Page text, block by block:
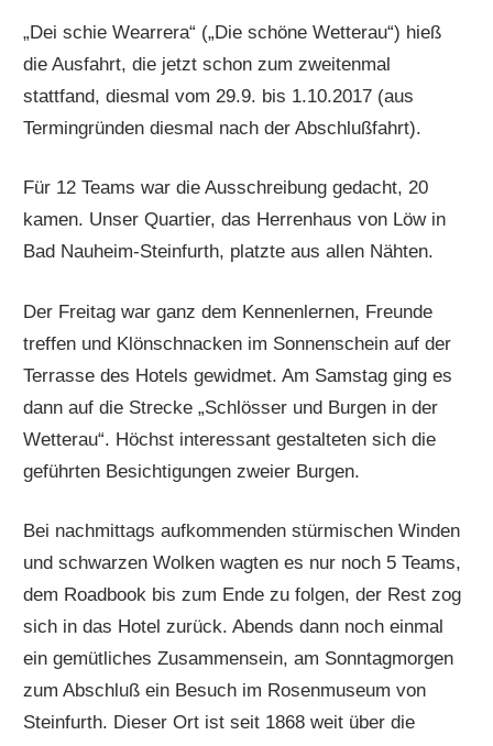
„Dei schie Wearrera“ („Die schöne Wetterau“) hieß
die Ausfahrt, die jetzt schon zum zweitenmal
stattfand, diesmal vom 29.9. bis 1.10.2017 (aus
Termingründen diesmal nach der Abschlußfahrt).
Für 12 Teams war die Ausschreibung gedacht, 20
kamen. Unser Quartier, das Herrenhaus von Löw in
Bad Nauheim-Steinfurth, platzte aus allen Nähten.
Der Freitag war ganz dem Kennenlernen, Freunde
treffen und Klönschnacken im Sonnenschein auf der
Terrasse des Hotels gewidmet. Am Samstag ging es
dann auf die Strecke „Schlösser und Burgen in der
Wetterau“. Höchst interessant gestalteten sich die
geführten Besichtigungen zweier Burgen.
Bei nachmittags aufkommenden stürmischen Winden
und schwarzen Wolken wagten es nur noch 5 Teams,
dem Roadbook bis zum Ende zu folgen, der Rest zog
sich in das Hotel zurück. Abends dann noch einmal
ein gemütliches Zusammensein, am Sonntagmorgen
zum Abschluß ein Besuch im Rosenmuseum von
Steinfurth. Dieser Ort ist seit 1868 weit über die